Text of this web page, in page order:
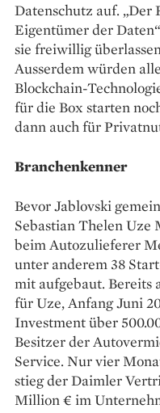
Datenschutz auf.
Eigentümer der
sie freiwillig
Ausserdem würden
Blockchain-
für die Box starten
dann auch für
Branchenkenner
Bevor Jablovski
Sebastian Thelen
beim Autozulieferer
unter anderem 38
mit aufgebaut. Bereits
für Uze, Anfang Juni
Investment über
Besitzer der
Service. Nur vier
stieg der Daimler
Million € im